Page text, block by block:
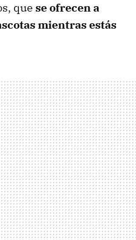
que se ofrecen a
mientras estás